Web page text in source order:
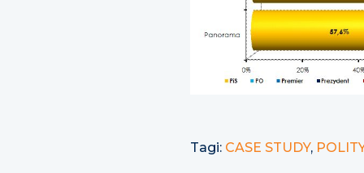
Tagi: CASE STUDY,